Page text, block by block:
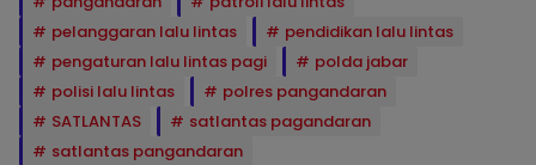
pelanggaran lalu lintas
pendidikan lalu lintas
pengaturan lalu lintas pagi
polda jabar
polisi lalu lintas
polres pangandaran
SATLANTAS
satlantas pagandaran
satlantas pangandaran